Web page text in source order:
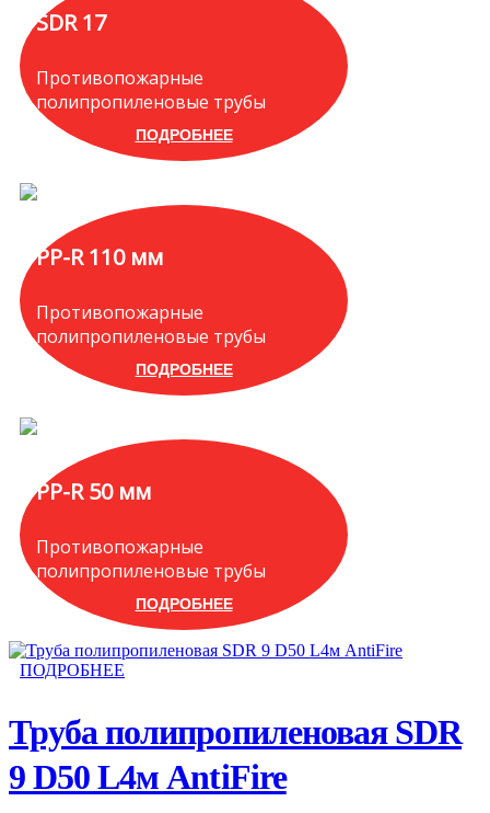
SDR 17
Противопожарные
полипропиленовые трубы
ПОДРОБНЕЕ
PP-R 110 мм
Противопожарные
полипропиленовые трубы
ПОДРОБНЕЕ
PP-R 50 мм
Противопожарные
полипропиленовые трубы
ПОДРОБНЕЕ
ПОДРОБНЕЕ
Труба полипропиленовая SDR
9 D50 L4м AntiFire